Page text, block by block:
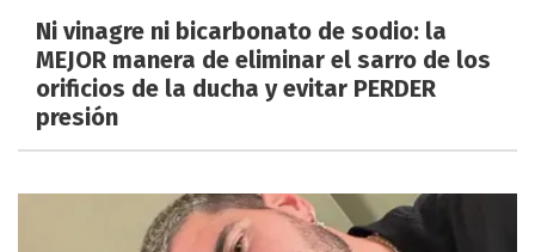
Ni vinagre ni bicarbonato de sodio: la
MEJOR manera de eliminar el sarro de los
orificios de la ducha y evitar PERDER
presión